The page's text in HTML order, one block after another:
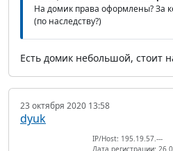
На домик права оформлены? За
(по наследству?)
Есть домик небольшой, стоит
23 октября 2020 13:58
dyuk
IP/Host: 195.19.57.---
Дата регистрации: